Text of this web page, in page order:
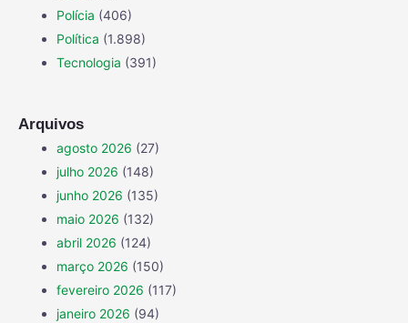
Polícia (406)
Política (1.898)
Tecnologia (391)
Arquivos
agosto 2026 (27)
julho 2026 (148)
junho 2026 (135)
maio 2026 (132)
abril 2026 (124)
março 2026 (150)
fevereiro 2026 (117)
janeiro 2026 (94)